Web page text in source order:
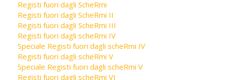
Registi fuori dagli ScheRmi
Registi fuori dagli ScheRmi II
Registi fuori dagli ScheRmi III
Registi fuori dagli scheRmi IV
Speciale Registi fuori dagli scheRmi IV
Registi fuori dagli scheRmi V
Speciale Registi fuori dagli scheRmi V
Registi fuori dagli scheRmi VI